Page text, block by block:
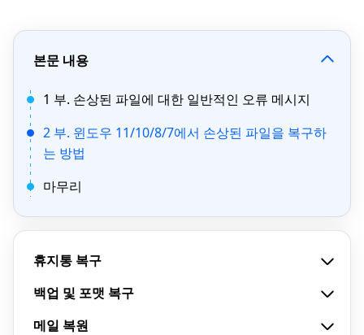
본문 내용
1 부. 손상된 파일에 대한 일반적인 오류 메시지
2 부. 윈도우 11/10/8/7에서 손상된 파일을 복구하
는 방법
마무리
휴지통 복구
백업 및 포맷 복구
메일 복원